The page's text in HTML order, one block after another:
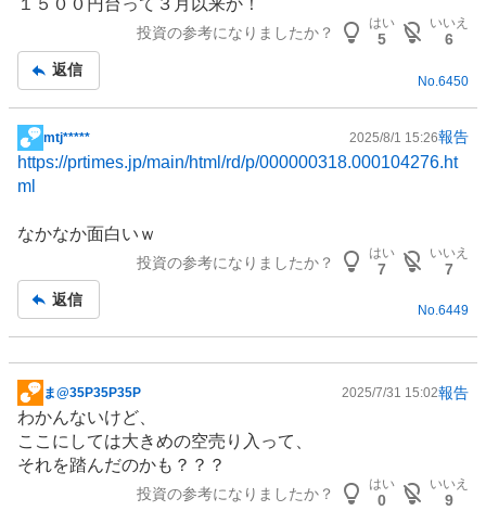
示
事
１５００円台って３月以来か！
投資の参考になりましたか？
はい
5
いいえ
6
返信
No. 6450
掲
示
板
事
mtj***** 2025/8/1 15:26報告
https://prtimes.jp/main/html/rd/p/000000318.000104276.ht
ml
なかなか面白いｗ
投資の参考になりましたか？
はい
7
いいえ
7
返信
No.6449
掲
示
板
記
ま@35P35P35P 2025/7/31 15:02報告
わかんないけど、
ここにしては大きめの空売り入って、
それを踏んだのかも？？？
投資の参考になりましたか？
はい
0
いいえ
9